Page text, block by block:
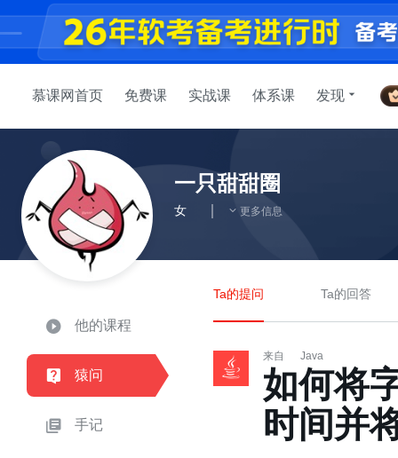
慕课网首页 免费课 实战课 体系课 发现
一只甜甜圈
女 更多信息
他的课程
猿问
手记
Ta的提问 Ta的回答
来自 Java
如何将
时间并